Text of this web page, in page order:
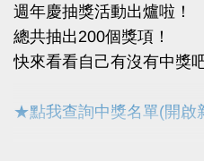
週年慶抽獎活動出爐啦！
總共抽出200個獎項！
快來看看自己有沒有中獎
★點我查詢中獎名單(開